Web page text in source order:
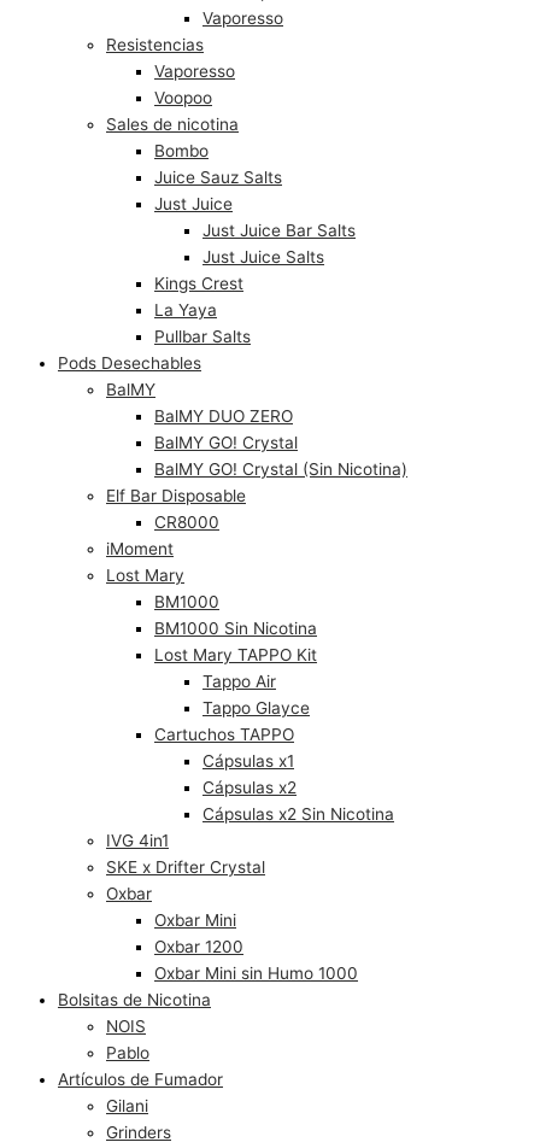
Vaporesso
Resistencias
Vaporesso
Voopoo
Sales de nicotina
Bombo
Juice Sauz Salts
Just Juice
Just Juice Bar Salts
Just Juice Salts
Kings Crest
La Yaya
Pullbar Salts
Pods Desechables
BalMY
BalMY DUO ZERO
BalMY GO! Crystal
BalMY GO! Crystal (Sin Nicotina)
Elf Bar Disposable
CR8000
iMoment
Lost Mary
BM1000
BM1000 Sin Nicotina
Lost Mary TAPPO Kit
Tappo Air
Tappo Glayce
Cartuchos TAPPO
Cápsulas x1
Cápsulas x2
Cápsulas x2 Sin Nicotina
IVG 4in1
SKE x Drifter Crystal
Oxbar
Oxbar Mini
Oxbar 1200
Oxbar Mini sin Humo 1000
Bolsitas de Nicotina
NOIS
Pablo
Artículos de Fumador
Gilani
Grinders